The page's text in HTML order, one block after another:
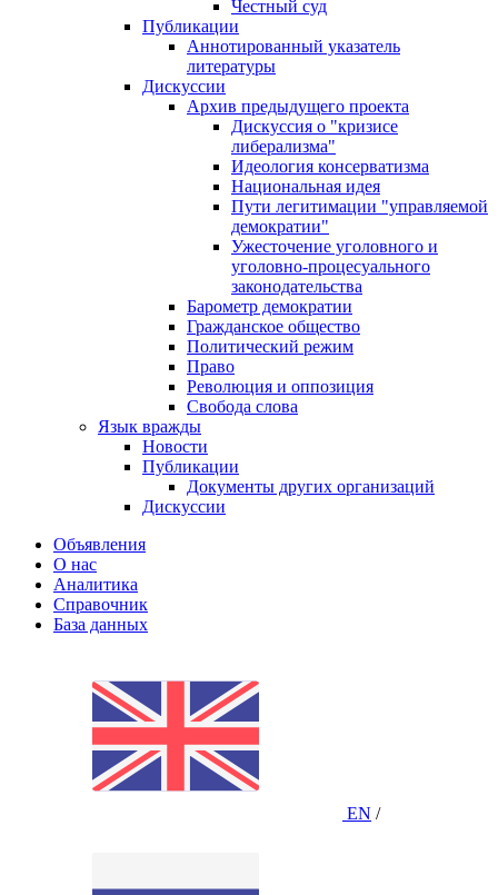
Честный суд
Публикации
Аннотированный указатель
литературы
Дискуссии
Архив предыдущего проекта
Дискуссия о "кризисе
либерализма"
Идеология консерватизма
Национальная идея
Пути легитимации "управляемой
демократии"
Ужесточение уголовного и
уголовно-процесуального
законодательства
Барометр демократии
Гражданское общество
Политический режим
Право
Революция и оппозиция
Свобода слова
Язык вражды
Новости
Публикации
Документы других организаций
Дискуссии
Объявления
О нас
Аналитика
Справочник
База данных
EN /